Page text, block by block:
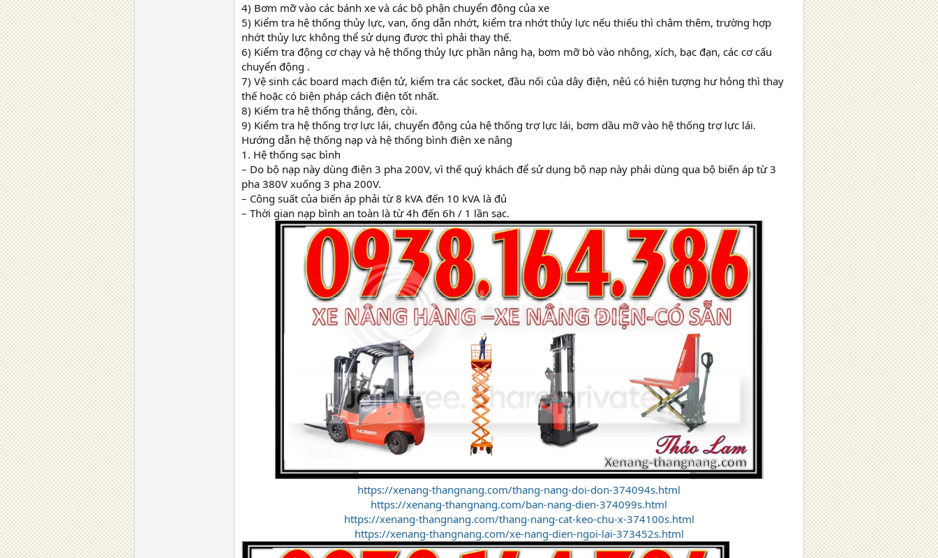
4) Bơm mỡ vào các bánh xe và các bộ phận chuyển động của xe
5) Kiểm tra hệ thống thủy lực, van, ống dẫn nhớt, kiểm tra nhớt thủy lực nếu thiếu thì châm thêm, trường hợp
nhớt thủy lực không thể sử dụng được thì phải thay thế.
6) Kiểm tra động cơ chạy và hệ thống thủy lực phần nâng hạ, bơm mỡ bò vào nhông, xích, bạc đạn, các cơ cấu
chuyển động .
7) Vệ sinh các board mạch điện tử, kiểm tra các socket, đầu nối của dây điện, nêú có hiện tượng hư hỏng thì thay
thế hoặc có biện pháp cách điện tốt nhất.
8) Kiểm tra hệ thống thắng, đèn, còi.
9) Kiểm tra hệ thống trợ lực lái, chuyển động của hệ thống trợ lực lái, bơm dầu mỡ vào hệ thống trợ lực lái.
Hướng dẫn hệ thống nạp và hệ thống bình điện xe nâng
1. Hệ thống sạc bình
– Do bộ nạp này dùng điện 3 pha 200V, vì thế quý khách để sử dụng bộ nạp này phải dùng qua bộ biến áp từ 3
pha 380V xuống 3 pha 200V.
– Công suất của biến áp phải từ 8 kVA đến 10 kVA là đủ
– Thời gian nạp bình an toàn là từ 4h đến 6h / 1 lần sạc.
https://xenang-thangnang.com/thang-nang-doi-don-374094s.html
https://xenang-thangnang.com/ban-nang-dien-374099s.html
https://xenang-thangnang.com/thang-nang-cat-keo-chu-x-374100s.html
https://xenang-thangnang.com/xe-nang-dien-ngoi-lai-373452s.html